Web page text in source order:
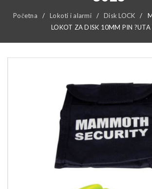
Početna / Lokoti i alarmi / Disk LOCK /
LOKOT ZA DISK 10MM PIN